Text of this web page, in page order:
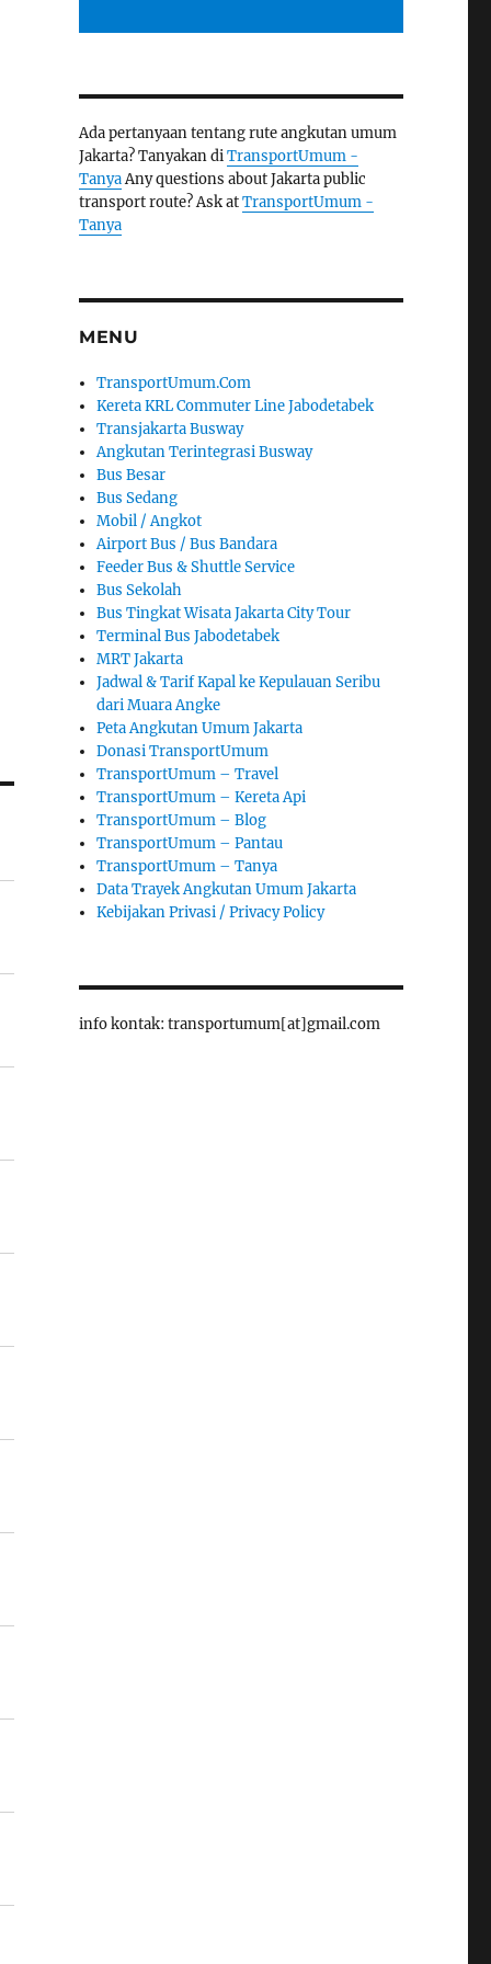
Ada pertanyaan tentang rute angkutan umum
Jakarta? Tanyakan diTransportUmum -
TanyaAny questions about Jakarta public
transport route? Ask atTransportUmum -
Tanya
MENU
TransportUmum.Com
Kereta KRL Commuter Line Jabodetabek
Transjakarta Busway
Angkutan Terintegrasi Busway
Bus Besar
Bus Sedang
Mobil / Angkot
Airport Bus / Bus Bandara
Feeder Bus & Shuttle Service
Bus Sekolah
Bus Tingkat Wisata Jakarta City Tour
Terminal Bus Jabodetabek
MRT Jakarta
Jadwal & Tarif Kapal ke Kepulauan Seribu
dari Muara Angke
Peta Angkutan Umum Jakarta
Donasi TransportUmum
TransportUmum – Travel
TransportUmum – Kereta Api
TransportUmum – Blog
TransportUmum – Pantau
TransportUmum – Tanya
Data Trayek Angkutan Umum Jakarta
Kebijakan Privasi / Privacy Policy
info kontak: transportumum[at]gmail.com